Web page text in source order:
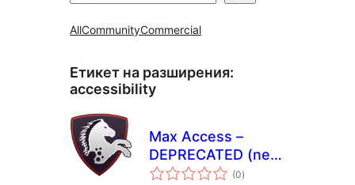
AllCommunityCommercial
Етикет на разширения:
accessibility
Max Access –
DEPRECATED (new
plugin available)
(0общо
оценки
)